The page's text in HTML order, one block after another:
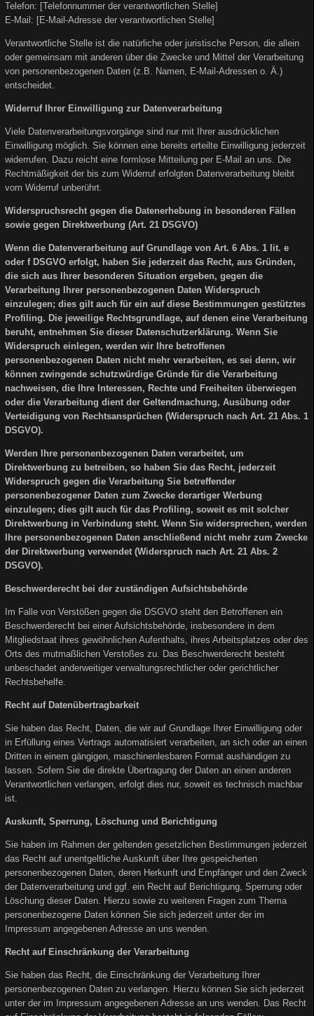
Telefon: [Telefonnummer der verantwortlichen Stelle]
E-Mail: [E-Mail-Adresse der verantwortlichen Stelle]
Verantwortliche Stelle ist die natürliche oder juristische Person, die allein
oder gemeinsam mit anderen über die Zwecke und Mittel der Verarbeitung
von personenbezogenen Daten (z.B. Namen, E-Mail-Adressen o. Ä.)
entscheidet.
Widerruf Ihrer Einwilligung zur Datenverarbeitung
Viele Datenverarbeitungsvorgänge sind nur mit Ihrer ausdrücklichen
Einwilligung möglich. Sie können eine bereits erteilte Einwilligung jederzeit
widerrufen. Dazu reicht eine formlose Mitteilung per E-Mail an uns. Die
Rechtmäßigkeit der bis zum Widerruf erfolgten Datenverarbeitung bleibt
vom Widerruf unberührt.
Widerspruchsrecht gegen die Datenerhebung in besonderen Fällen
sowie gegen Direktwerbung (Art. 21 DSGVO)
Wenn die Datenverarbeitung auf Grundlage von Art. 6 Abs. 1 lit. e
oder f DSGVO erfolgt, haben Sie jederzeit das Recht, aus Gründen,
die sich aus Ihrer besonderen Situation ergeben, gegen die
Verarbeitung Ihrer personenbezogenen Daten Widerspruch
einzulegen; dies gilt auch für ein auf diese Bestimmungen gestütztes
Profiling. Die jeweilige Rechtsgrundlage, auf denen eine Verarbeitung
beruht, entnehmen Sie dieser Datenschutzerklärung. Wenn Sie
Widerspruch einlegen, werden wir Ihre betroffenen
personenbezogenen Daten nicht mehr verarbeiten, es sei denn, wir
können zwingende schutzwürdige Gründe für die Verarbeitung
nachweisen, die Ihre Interessen, Rechte und Freiheiten überwiegen
oder die Verarbeitung dient der Geltendmachung, Ausübung oder
Verteidigung von Rechtsansprüchen (Widerspruch nach Art. 21 Abs. 1
DSGVO).
Werden Ihre personenbezogenen Daten verarbeitet, um
Direktwerbung zu betreiben, so haben Sie das Recht, jederzeit
Widerspruch gegen die Verarbeitung Sie betreffender
personenbezogener Daten zum Zwecke derartiger Werbung
einzulegen; dies gilt auch für das Profiling, soweit es mit solcher
Direktwerbung in Verbindung steht. Wenn Sie widersprechen, werden
Ihre personenbezogenen Daten anschließend nicht mehr zum Zwecke
der Direktwerbung verwendet (Widerspruch nach Art. 21 Abs. 2
DSGVO).
Beschwerderecht bei der zuständigen Aufsichtsbehörde
Im Falle von Verstößen gegen die DSGVO steht den Betroffenen ein
Beschwerderecht bei einer Aufsichtsbehörde, insbesondere in dem
Mitgliedstaat ihres gewöhnlichen Aufenthalts, ihres Arbeitsplatzes oder des
Orts des mutmaßlichen Verstoßes zu. Das Beschwerderecht besteht
unbeschadet anderweitiger verwaltungsrechtlicher oder gerichtlicher
Rechtsbehelfe.
Recht auf Datenübertragbarkeit
Sie haben das Recht, Daten, die wir auf Grundlage Ihrer Einwilligung oder
in Erfüllung eines Vertrags automatisiert verarbeiten, an sich oder an einen
Dritten in einem gängigen, maschinenlesbaren Format aushändigen zu
lassen. Sofern Sie die direkte Übertragung der Daten an einen anderen
Verantwortlichen verlangen, erfolgt dies nur, soweit es technisch machbar
ist.
Auskunft, Sperrung, Löschung und Berichtigung
Sie haben im Rahmen der geltenden gesetzlichen Bestimmungen jederzeit
das Recht auf unentgeltliche Auskunft über Ihre gespeicherten
personenbezogenen Daten, deren Herkunft und Empfänger und den Zweck
der Datenverarbeitung und ggf. ein Recht auf Berichtigung, Sperrung oder
Löschung dieser Daten. Hierzu sowie zu weiteren Fragen zum Thema
personenbezogene Daten können Sie sich jederzeit unter der im
Impressum angegebenen Adresse an uns wenden.
Recht auf Einschränkung der Verarbeitung
Sie haben das Recht, die Einschränkung der Verarbeitung Ihrer
personenbezogenen Daten zu verlangen. Hierzu können Sie sich jederzeit
unter der im Impressum angegebenen Adresse an uns wenden. Das Recht